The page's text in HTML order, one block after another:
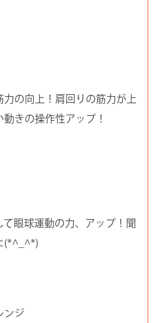
の向上！肩回りの筋力が上
きの操作性アップ！
眼球運動の力、アップ！聞
(*^_^*)
ンジ